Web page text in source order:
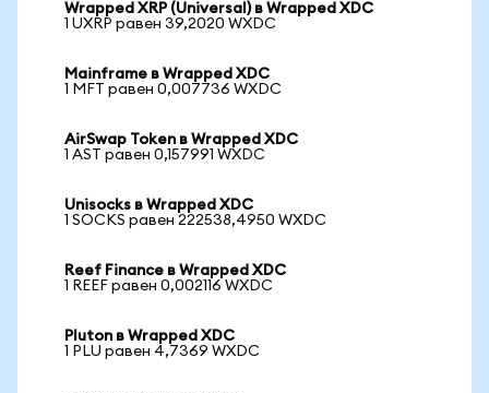
Wrapped XRP (Universal) в Wrapped XDC
1 UXRP равен 39,2020 WXDC
Mainframe в Wrapped XDC
1 MFT равен 0,007736 WXDC
AirSwap Token в Wrapped XDC
1 AST равен 0,157991 WXDC
Unisocks в Wrapped XDC
1 SOCKS равен 222538,4950 WXDC
Reef Finance в Wrapped XDC
1 REEF равен 0,002116 WXDC
Pluton в Wrapped XDC
1 PLU равен 4,7369 WXDC